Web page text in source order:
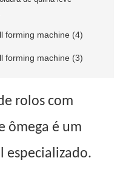
rolos com
ômega é um
especializado.